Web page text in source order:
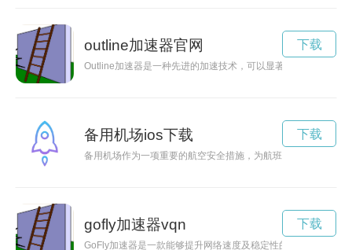
outline加速器官网
Outline加速器是一种先进的加速技术，可以显著提升网页加载
下载
备用机场ios下载
备用机场作为一项重要的航空安全措施，为航班延误等特殊情
下载
gofly加速器vqn
GoFly加速器是一款能够提升网络速度及稳定性的工具，通过
下载